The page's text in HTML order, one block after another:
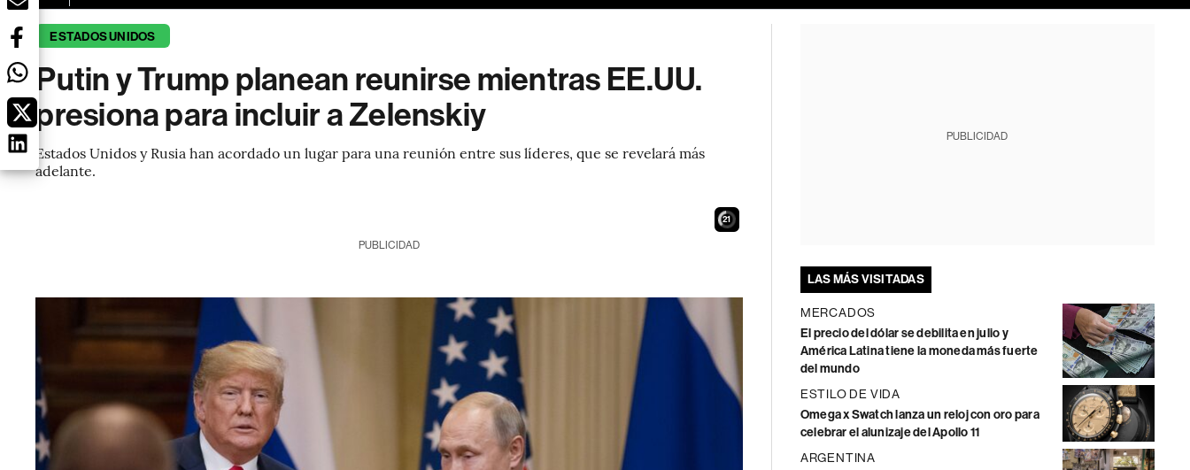
ESTADOS UNIDOS
Putin y Trump planean reunirse mientras EE.UU.
presiona para incluir a Zelenskiy
Estados Unidos y Rusia han acordado un lugar para una reunión entre sus líderes, que se revelará más
adelante.
20
PUBLICIDAD
PUBLICIDAD
LAS MÁS VISITADAS
MERCADOS
El precio del dólar se debilita en julio y
América Latina tiene la moneda más fuerte
del mundo
ESTILO DE VIDA
Omega x Swatch lanza un reloj con oro para
celebrar el alunizaje del Apollo 11
ARGENTINA